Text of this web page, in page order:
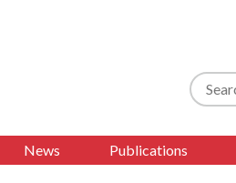
Search
News Publications